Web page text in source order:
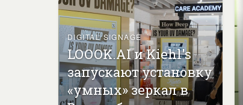
DIGITAL SIGNAGE
LOOOK.AI и Kiehl's
запускают установку
«умных» зеркал в